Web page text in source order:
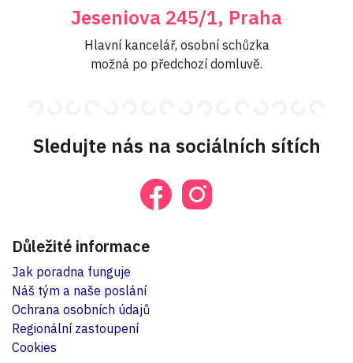
Jeseniova 245/1, Praha
Hlavní kancelář, osobní schůzka
možná po předchozí domluvě.
Sledujte nás na sociálních sítích
Důležité informace
Jak poradna funguje
Náš tým a naše poslání
Ochrana osobních údajů
Regionální zastoupení
Cookies